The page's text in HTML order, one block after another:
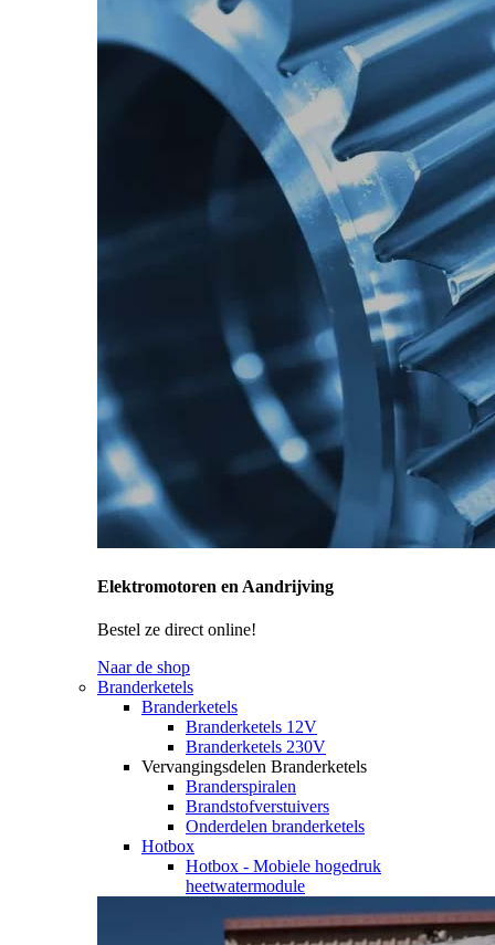
Elektromotoren en Aandrijving
Bestel ze direct online!
Naar de shop
Branderketels
Branderketels
Branderketels 12V
Branderketels 230V
Vervangingsdelen Branderketels
Branderspiralen
Brandstofverstuivers
Onderdelen branderketels
Hotbox
Hotbox - Mobiele hogedruk
heetwatermodule